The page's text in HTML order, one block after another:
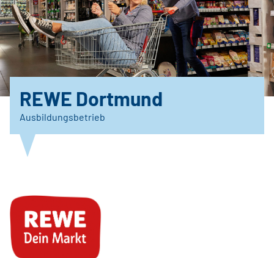
REWE Dortmund
Ausbildungsbetrieb